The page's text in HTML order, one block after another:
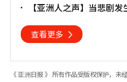
【亚洲人之声】当悲剧
查看更多
《 亚洲日报 》 所有作品受版权保护，未